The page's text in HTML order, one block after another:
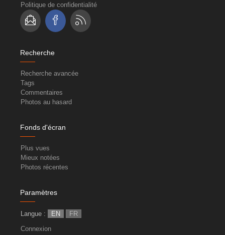
Politique de confidentialité
Recherche
Recherche avancée
Tags
Commentaires
Photos au hasard
Fonds d'écran
Plus vues
Mieux notées
Photos récentes
Paramètres
Langue : EN
FR
Connexion